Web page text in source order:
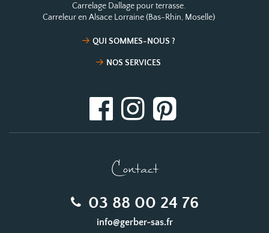
Carrelage Dallage pour terrasse.
Carreleur en Alsace Lorraine (Bas-Rhin, Moselle)
QUI SOMMES-NOUS ?
NOS SERVICES
Contact
03 88 00 24 76
info@gerber-sas.fr